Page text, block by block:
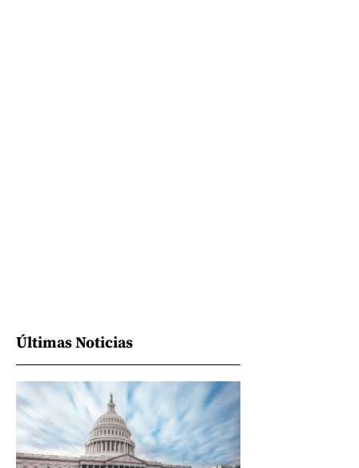
Últimas Noticias